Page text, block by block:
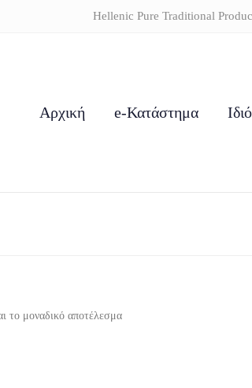
Hellenic Pure Traditional
Αρχική e-Κατάστημα
το μοναδικό αποτέλεσμα